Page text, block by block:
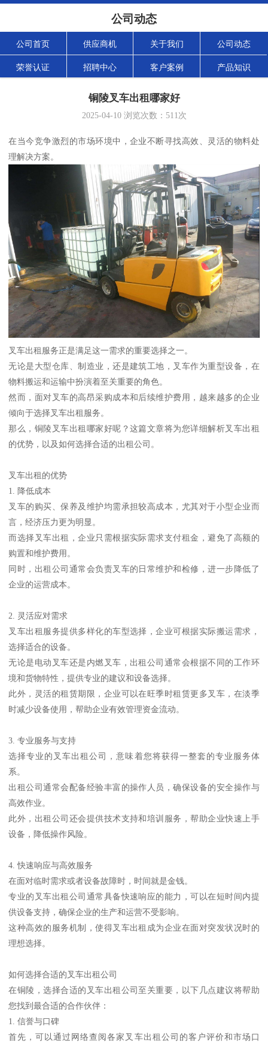
公司动态
公司首页 供应商机 关于我们 公司动态
荣誉认证 招聘中心 客户案例 产品知识
铜陵叉车出租哪家好
2025-04-10浏览次数： 511次
在当今竞争激烈的市场环境中，企业不断寻找高效、灵活的物料处
理解决方案。
叉车出租服务正是满足这一需求的重要选择之一。
无论是大型仓库、制造业，还是建筑工地，叉车作为重型设备，在
物料搬运和运输中扮演着至关重要的角色。
然而，面对叉车的高昂采购成本和后续维护费用，越来越多的企业
倾向于选择叉车出租服务。
那么，铜陵叉车出租哪家好呢？这篇文章将为您详细解析叉车出租
的优势，以及如何选择合适的出租公司。
叉车出租的优势
1. 降低成本
叉车的购买、保养及维护均需承担较高成本，尤其对于小型企业而
言，经济压力更为明显。
而选择叉车出租，企业只需根据实际需求支付租金，避免了高额的
购置和维护费用。
同时，出租公司通常会负责叉车的日常维护和检修，进一步降低了
企业的运营成本。
2. 灵活应对需求
叉车出租服务提供多样化的车型选择，企业可根据实际搬运需求，
选择适合的设备。
无论是电动叉车还是内燃叉车，出租公司通常会根据不同的工作环
境和货物特性，提供专业的建议和设备选择。
此外，灵活的租赁期限，企业可以在旺季时租赁更多叉车，在淡季
时减少设备使用，帮助企业有效管理资金流动。
3. 专业服务与支持
选择专业的叉车出租公司，意味着您将获得一整套的专业服务体
系。
出租公司通常会配备经验丰富的操作人员，确保设备的安全操作与
高效作业。
此外，出租公司还会提供技术支持和培训服务，帮助企业快速上手
设备，降低操作风险。
4. 快速响应与高效服务
在面对临时需求或者设备故障时，时间就是金钱。
专业的叉车出租公司通常具备快速响应的能力，可以在短时间内提
供设备支持，确保企业的生产和运营不受影响。
这种高效的服务机制，使得叉车出租成为企业在面对突发状况时的
理想选择。
如何选择合适的叉车出租公司
在铜陵，选择合适的叉车出租公司至关重要，以下几点建议将帮助
您找到最合适的合作伙伴：
1. 信誉与口碑
首先，可以通过网络查阅各家叉车出租公司的客户评价和市场口